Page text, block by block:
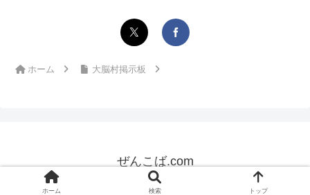
ホーム 大脳村掲示板
ぜんこば.com
© 2020 ぜんこば.com.
ホーム 検索 トップ